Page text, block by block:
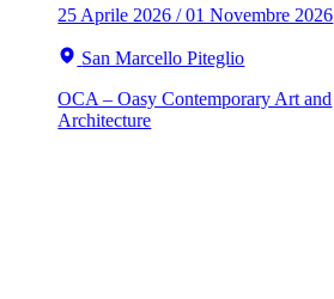
25 Aprile 2026 / 01 Novembre 2026
San Marcello Piteglio
OCA – Oasy Contemporary Art and
Architecture